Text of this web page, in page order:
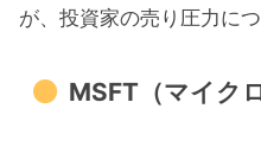
が、投資家の売り圧力に
MSFT（マイク